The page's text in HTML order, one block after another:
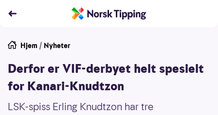
Hjem / Nyheter
Derfor er VIF-derbyet helt spesielt
for Kanari-Knudtzon
LSK-spiss Erling Knudtzon har tre